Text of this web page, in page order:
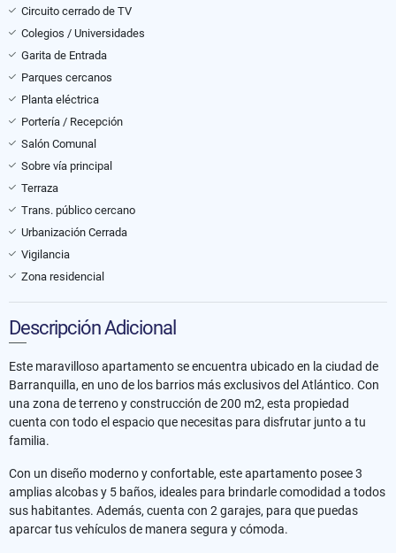
Circuito cerrado de TV
Colegios / Universidades
Garita de Entrada
Parques cercanos
Planta eléctrica
Portería / Recepción
Salón Comunal
Sobre vía principal
Terraza
Trans. público cercano
Urbanización Cerrada
Vigilancia
Zona residencial
Descripción Adicional
Este maravilloso apartamento se encuentra ubicado en la ciudad de
Barranquilla, en uno de los barrios más exclusivos del Atlántico. Con
una zona de terreno y construcción de 200 m2, esta propiedad
cuenta con todo el espacio que necesitas para disfrutar junto a tu
familia.
Con un diseño moderno y confortable, este apartamento posee 3
amplias alcobas y 5 baños, ideales para brindarle comodidad a todos
sus habitantes. Además, cuenta con 2 garajes, para que puedas
aparcar tus vehículos de manera segura y cómoda.